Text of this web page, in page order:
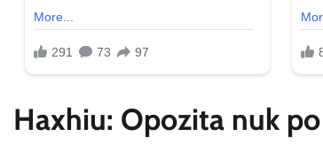
Haxhiu: Opozita nuk